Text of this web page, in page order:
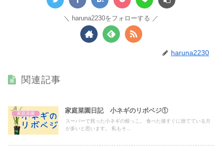
haruna2230をフォローする
haruna2230
関連記事
家庭菜園 家庭菜園日記 小ネギのリボベジ①
スーパーで買った小ネギの根っこ。 食べた後すぐに捨てている方
が多いと思います。 私もそ...